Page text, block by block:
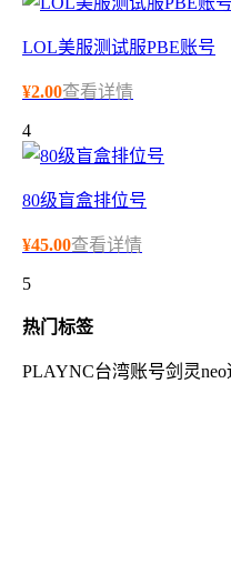
LOL美服测试服PBE账号
¥2.00查看详情
4
80级盲盒排位号
¥45.00查看详情
5
热门 标签
PLAYNC台湾账号剑灵neo